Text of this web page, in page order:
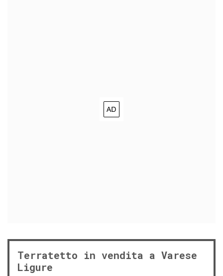
Terratetto in vendita a Varese
Ligure